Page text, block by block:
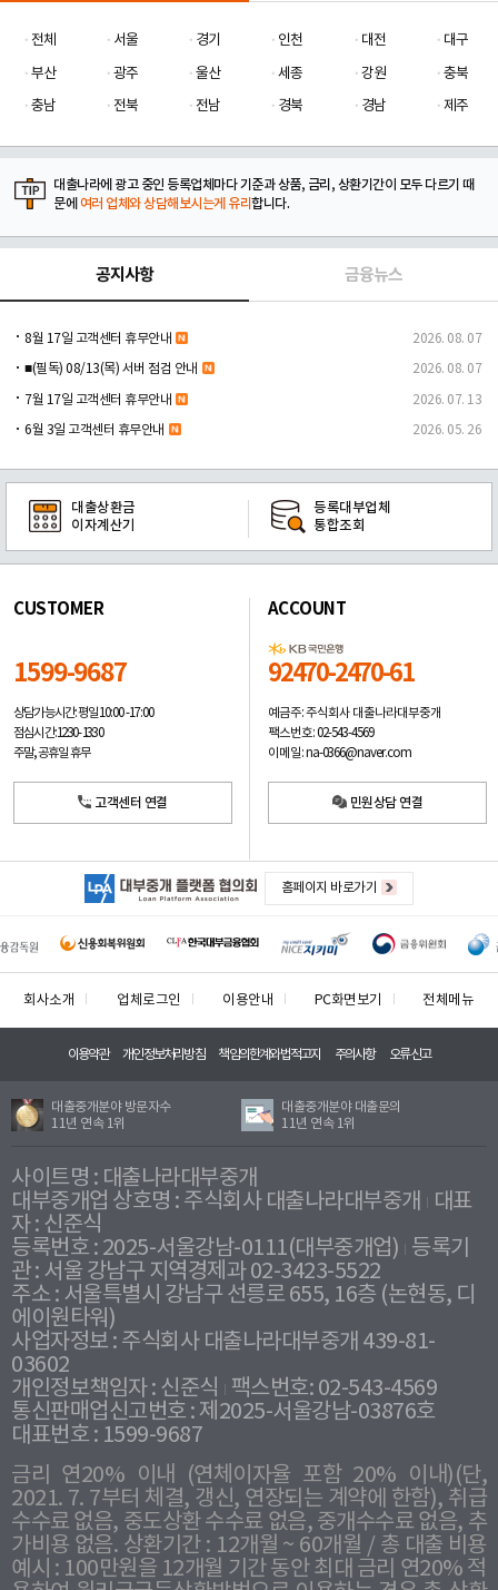
전체 서울 경기 인천 대전
대구
부산
광주 울산 세종 강원
충북
충남
전북 전남 경북 경남 제주
대출나라에 광고 중인 등록업체마다 기준과 상품, 금리, 상환기간이 모두 다르기 때
문에 여러 업체와 상담해보시는게 유리합니다.
공지사항 금융뉴스
8월 17일 고객센터 휴무안내 2026. 08. 07
■(필독) 08/13(목) 서버 점검 안내 2026. 08. 07
7월 17일 고객센터 휴무안내 2026. 07. 13
6월 3일 고객센터 휴무안내 2026. 05. 26
대출상환금
이자계산기
등록대부업체
통합조회
CUSTOMER
1599-9687
상담가능시간: 평일10:00 -17:00
점심시간: 12:30 - 13:30
주말, 공휴일 휴무
고객센터 연결
ACCOUNT
92470-2470-61
예금주: 주식회사 대출나라대부중개
팩스번호: 02-543-4569
이메일: na-0366@naver.com
민원상담 연결
홈페이지 바로가기
회사소개 업체로그인 이용안내 PC화면보기 전체메뉴
이용약관 개인정보처리방침 책임의한계와법적고지 주의사항 오류신고
대출중개분야 방문자수
11년 연속 1위
대출중개분야 대출문의
11년 연속 1위
사이트명 : 대출나라대부중개
대부중개업 상호명 : 주식회사 대출나라대부중개
대표
자 : 신준식
등록번호 : 2025-서울강남-0111(대부중개업) 등록기
관 : 서울 강남구 지역경제과 02-3423-5522
주소 : 서울특별시 강남구 선릉로 655, 16층 (논현동, 디
에이원타워)
사업자정보 : 주식회사 대출나라대부중개 439-81-
03602
개인정보책임자 : 신준식
팩스번호: 02-543-4569
통신판매업신고번호 : 제2025-서울강남-03876호
대표번호 : 1599-9687
금리 연20% 이내 (연체이자율 포함 20% 이내)(단,
2021. 7. 7부터 체결, 갱신, 연장되는 계약에 한함), 취급
수수료 없음, 중도상환 수수료 없음, 중개수수료 없음, 추
가비용 없음. 상환기간 : 12개월 ~ 60개월 / 총 대출 비용
예시 : 100만원을 12개월 기간 동안 최대 금리 연20% 적